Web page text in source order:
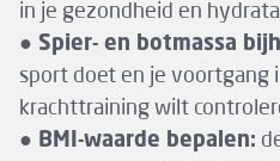
in je gezondheid en
● Spier- en botmassa
sport doet en je voortgang
krachttraining wilt
● BMI-waarde bepalen: